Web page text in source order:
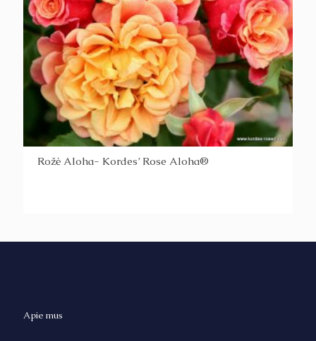
Rožė Aloha- Kordes’ Rose Aloha®
Apie mus